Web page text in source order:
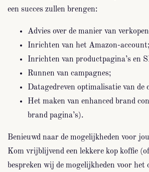
een succes zullen brengen:
Advies over de manier van
Inrichten van het Amazon-account;
Inrichten van productpagina’s en
Runnen van campagnes;
Datagedreven optimalisatie van de
Het maken van enhanced brand
brand pagina’s).
Benieuwd naar de mogelijkheden voor
Kom vrijblijvend een lekkere kop koffie
bespreken wij de mogelijkheden voor het